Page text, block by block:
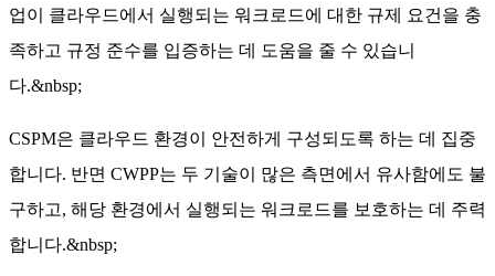
업이 클라우드에서 실행되는 워크로드에 대한 규제 요건을 충
족하고 규정 준수를 입증하는 데 도움을 줄 수 있습니
다.&nbsp;
CSPM은 클라우드 환경이 안전하게 구성되도록 하는 데 집중
합니다. 반면 CWPP는 두 기술이 많은 측면에서 유사함에도 불
구하고, 해당 환경에서 실행되는 워크로드를 보호하는 데 주력
합니다.&nbsp;